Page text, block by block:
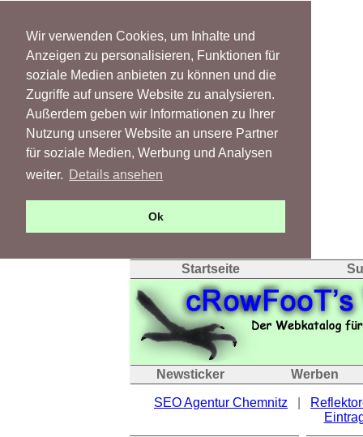
Wir verwenden Cookies, um Inhalte und
Anzeigen zu personalisieren, Funktionen für
soziale Medien anbieten zu können und die
Zugriffe auf unsere Website zu analysieren.
Außerdem geben wir Informationen zu Ihrer
Nutzung unserer Website an unsere Partner
für soziale Medien, Werbung und Analysen
weiter.
Details ansehen
Ok
Startseite
Newsticker Werben
SEO Agentur Chemnitz